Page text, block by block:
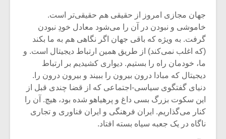
جهان مجازی امروز از حقیقی هم حقیقی‌تر است.
خاموشی و نبودن در آن را می‌شود معادل خودِ نبودن
گرفت. به ویژه که باقی جهان اگر نگاهی هم به ما بکند
(که اغلب نمی‌کند) از طریق همین ارتباط دیجیتال است. و
ما، خودمان راه را بستیم. دیواری کشیدیم بر ارتباط
دیجیتال که مبادا درون بیرون را ببیند و بیرون درون را.
دنیای گفتگوی سیاسی-اجتماعی که از قضا چندی قبل از
این سکوت بزرگ بسی داغ و پرهیاهو شده بود، هیچ. آن را
کنار می‌گذاریم. ایران فرهنگی و ایران فناوری و تجاری
ناگاه در یک جعبه‌ سیاه بسته افتاد.